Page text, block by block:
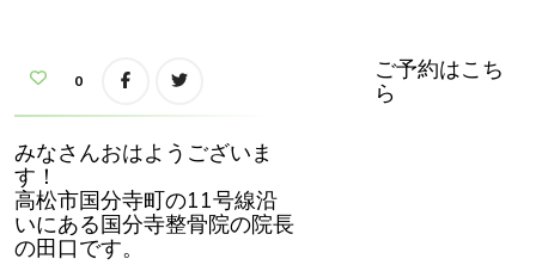
ッ
ク
0
みなさんおはようございま
す！
高松市国分寺町の11号線沿
いにある国分寺整骨院の院長
の田口です。
ご予約はこち
ら